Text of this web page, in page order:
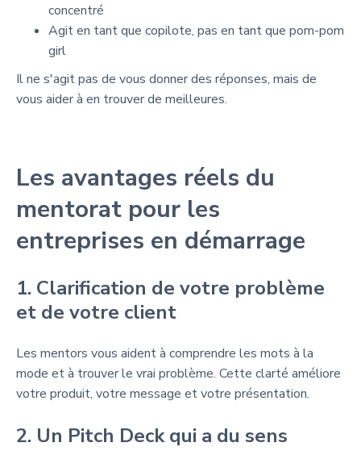
concentré
Agit en tant que copilote, pas en tant que pom-pom
girl
Il ne s'agit pas de vous donner des réponses, mais de
vous aider à en trouver de meilleures.
Les avantages réels du
mentorat pour les
entreprises en démarrage
1. Clarification de votre problème
et de votre client
Les mentors vous aident à comprendre les mots à la
mode et à trouver le vrai problème. Cette clarté améliore
votre produit, votre message et votre présentation.
2. Un Pitch Deck qui a du sens